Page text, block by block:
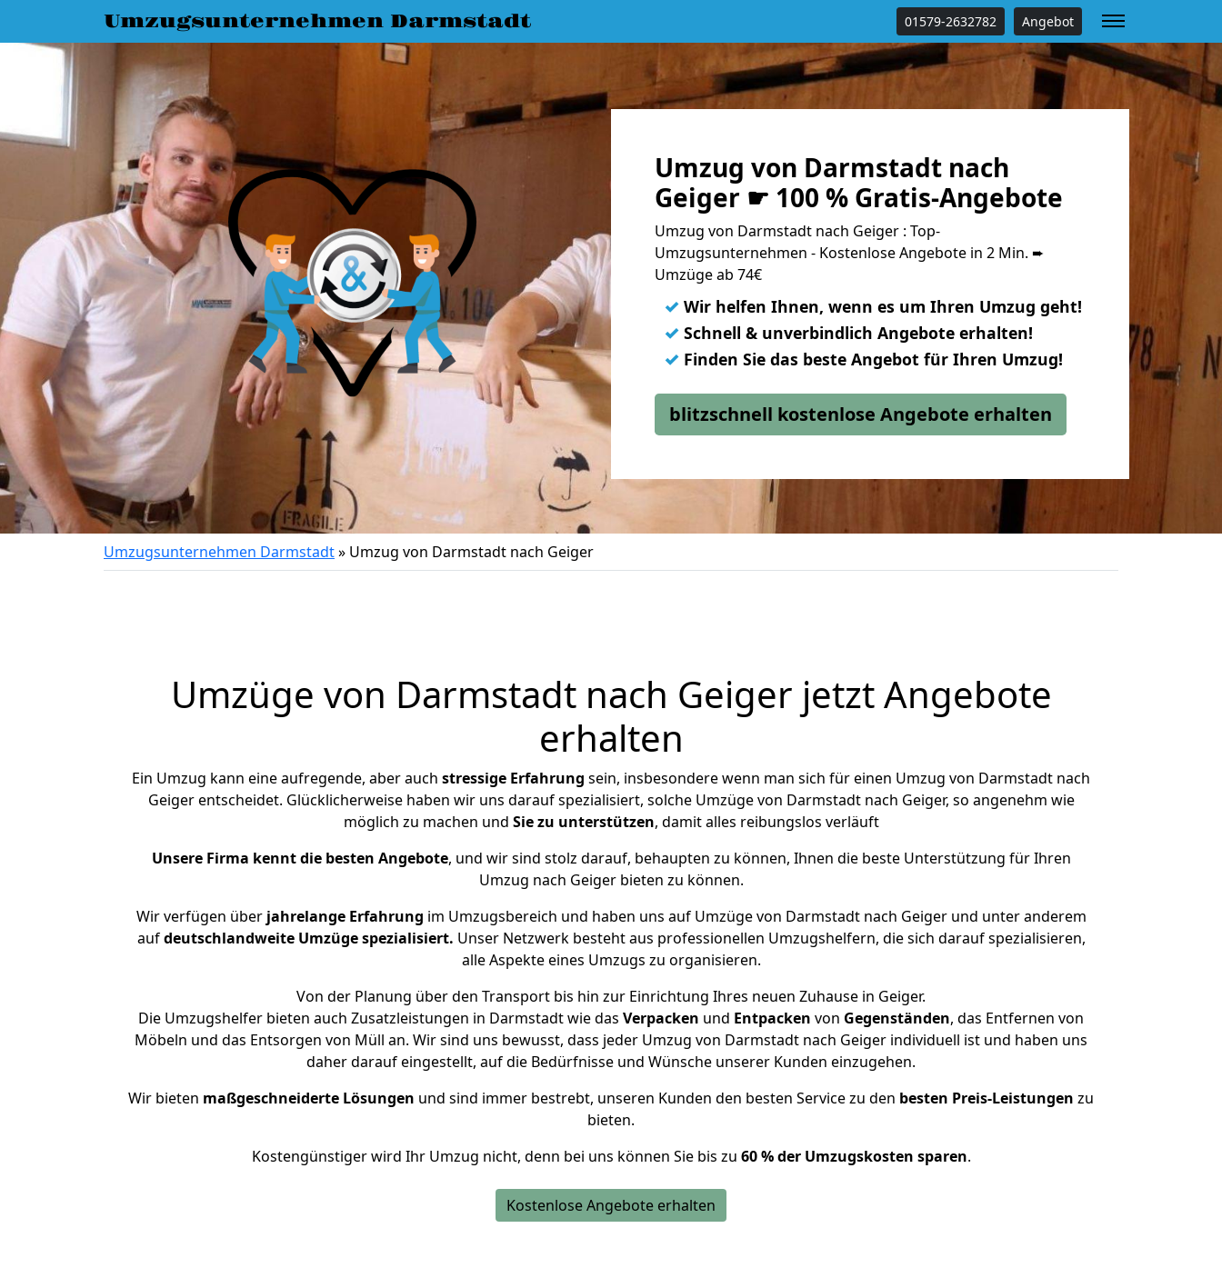
Umzugsunternehmen Darmstadt 01579-2632782 Angebot
Umzug von Darmstadt nach
Geiger ☛ 100 % Gratis-Angebote
Umzug von Darmstadt nach Geiger : Top-
Umzugsunternehmen - Kostenlose Angebote in 2 Min. ➨
Umzüge ab 74€
✓ Wir helfen Ihnen, wenn es um Ihren Umzug geht!
✓ Schnell & unverbindlich Angebote erhalten!
✓ Finden Sie das beste Angebot für Ihren Umzug!
blitzschnell kostenlose Angebote erhalten
Umzugsunternehmen Darmstadt» Umzug von Darmstadt nach Geiger
Umzüge von Darmstadt nach Geiger jetzt Angebote
erhalten
Ein Umzug kann eine aufregende, aber auch stressige Erfahrung sein, insbesondere wenn man sich für einen Umzug von Darmstadt nach
Geiger entscheidet. Glücklicherweise haben wir uns darauf spezialisiert, solche Umzüge von Darmstadt nach Geiger, so angenehm wie
möglich zu machen und Sie zu unterstützen, damit alles reibungslos verläuft
Unsere Firma kennt die besten Angebote, und wir sind stolz darauf, behaupten zu können, Ihnen die beste Unterstützung für Ihren
Umzug nach Geiger bieten zu können.
Wir verfügen überjahrelange Erfahrung im Umzugsbereich und haben uns auf Umzüge von Darmstadt nach Geiger und unter anderem
aufdeutschlandweite Umzüge spezialisiert. Unser Netzwerk besteht aus professionellen Umzugshelfern, die sich darauf spezialisieren,
alle Aspekte eines Umzugs zu organisieren.
Von der Planung über den Transport bis hin zur Einrichtung Ihres neuen Zuhause in Geiger.
Die Umzugshelfer bieten auch Zusatzleistungen in Darmstadt wie das Verpacken und Entpacken von Gegenständen, das Entfernen von
Möbeln und das Entsorgen von Müll an. Wir sind uns bewusst, dass jeder Umzug von Darmstadt nach Geiger individuell ist und haben uns
daher darauf eingestellt, auf die Bedürfnisse und Wünsche unserer Kunden einzugehen.
Wir bieten maßgeschneiderte Lösungen und sind immer bestrebt, unseren Kunden den besten Service zu den besten Preis-Leistungen zu
bieten.
Kostengünstiger wird Ihr Umzug nicht, denn bei uns können Sie bis zu 60 % der Umzugskosten sparen.
Kostenlose Angebote erhalten